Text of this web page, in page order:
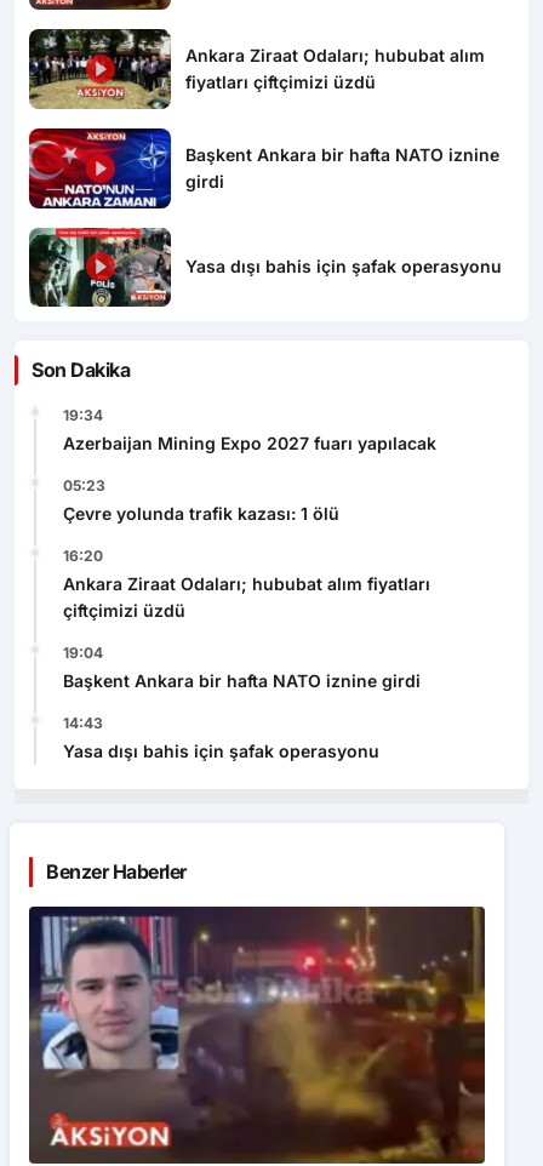
Ankara Ziraat Odaları; hububat alım
fiyatları çiftçimizi üzdü
Başkent Ankara bir hafta NATO iznine
girdi
Yasa dışı bahis için şafak operasyonu
Son Dakika
19:34
Azerbaijan Mining Expo 2027 fuarı yapılacak
05:23
Çevre yolunda trafik kazası: 1 ölü
16:20
Ankara Ziraat Odaları; hububat alım fiyatları
çiftçimizi üzdü
19:04
Başkent Ankara bir hafta NATO iznine girdi
14:43
Yasa dışı bahis için şafak operasyonu
Benzer Haberler